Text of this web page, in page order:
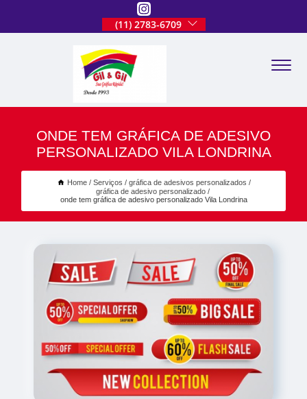
(11) 2783-6709
ONDE TEM GRÁFICA DE ADESIVO
PERSONALIZADO VILA LONDRINA
Home Serviços
gráfica de adesivos personalizados
gráfica de adesivo personalizado
onde tem gráfica de adesivo personalizado Vila Londrina